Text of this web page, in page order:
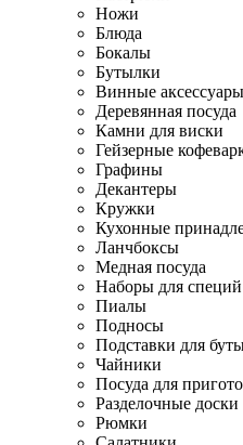
Ножи
Блюда
Бокалы
Бутылки
Винные аксессуары
Деревянная посуда
Камни для виски
Гейзерные
Графины
Декантеры
Кружки
Кухонные
Ланчбоксы
Медная посуда
Наборы для специй
Пиалы
Подносы
Подставки для
Чайники
Посуда для
Разделочные доски
Рюмки